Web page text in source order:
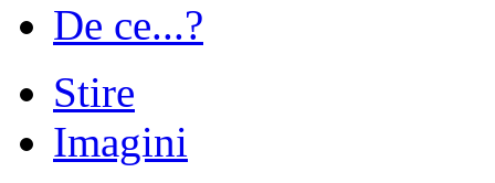
De ce...?
Stire
Imagini